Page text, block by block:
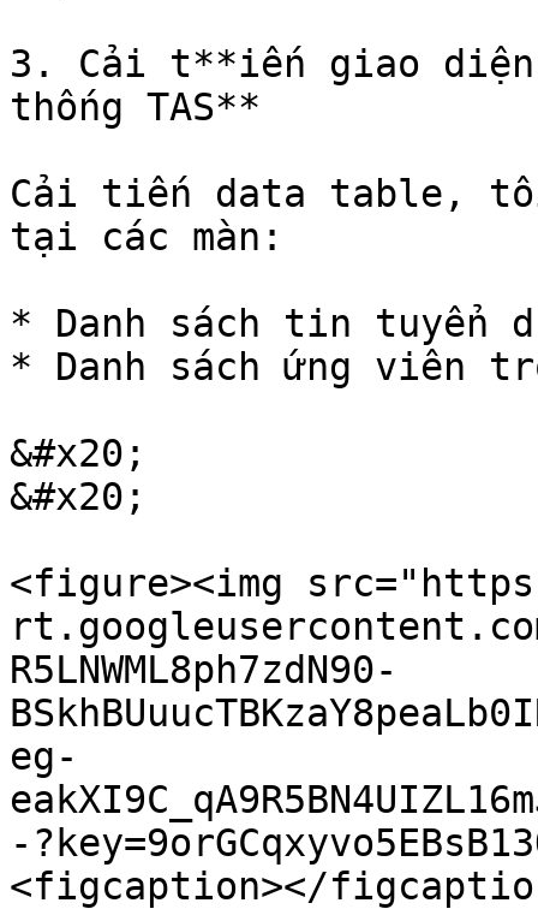
3. Cải t**iến giao
thống TAS**
Cải tiến data table,
tại các màn:
* Danh sách tin tuyển
* Danh sách ứng viên
&#x20;
&#x20;
<figure><img
R5LNWML8ph7zdN90-
eg-
-
<figcaption></